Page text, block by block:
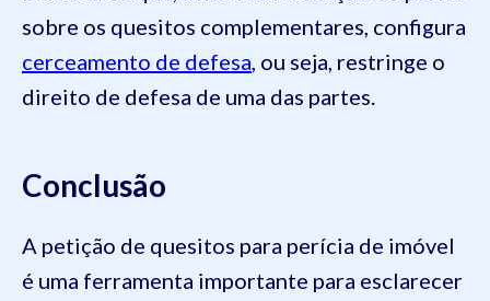
sobre os quesitos complementares, configura
cerceamento de defesa, ou seja, restringe o
direito de defesa de uma das partes.
Conclusão
A petição de quesitos para perícia de imóvel
é uma ferramenta importante para esclarecer